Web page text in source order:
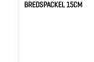
BREDSPACKEL 15CM